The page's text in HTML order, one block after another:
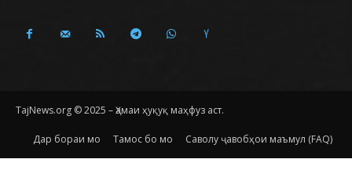
TajNews.org © 2025 – Ҳамаи ҳуқуқ маҳфуз аст.
Дар бораи мо Тамос бо мо Саволу ҷавобҳои маъмул (FAQ)